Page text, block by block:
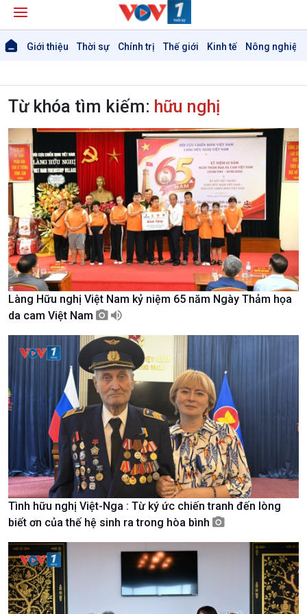
Giới thiệu Thời sự Chính trị Thế giới Kinh tế Nông nghiệp
Thời sự
Thời sự 6h
Thời sự 12h
Thời sự 18h
Thời sự 21h30
Bản tin
Chuyên mục
Theo dòng Thời sự
Từ khóa tìm kiếm: hữu nghị
Làng Hữu nghị Việt Nam kỷ niệm 65 năm Ngày Thảm họa
da cam Việt Nam
Tình hữu nghị Việt-Nga : Từ ký ức chiến tranh đến lòng
biết ơn của thế hệ sinh ra trong hòa bình